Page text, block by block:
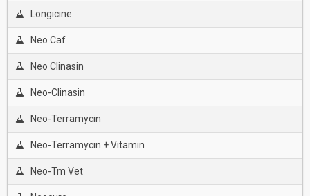
Longicine
Neo Caf
Neo Clinasin
Neo-Clinasin
Neo-Terramycin
Neo-Terramycın + Vitamin
Neo-Tm Vet